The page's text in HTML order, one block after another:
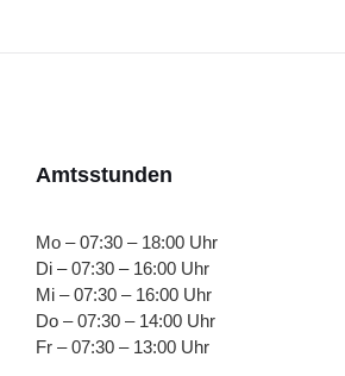
Amtsstunden
Mo – 07:30 – 18:00 Uhr
Di – 07:30 – 16:00 Uhr
Mi – 07:30 – 16:00 Uhr
Do – 07:30 – 14:00 Uhr
Fr – 07:30 – 13:00 Uhr